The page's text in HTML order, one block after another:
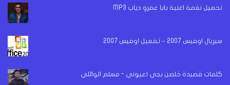
تحميل نغمة اغنية بابا عمرو دياب MP3
سيريال اوفيس 2007 – تفعيل اوفيس 2007
كلمات قصيدة خلصن بجي اعيوني - مسلم الوائلي